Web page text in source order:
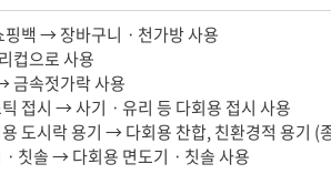
핑백 → 장바구니ㆍ천가방 사용
컵으로 사용
금속젓가락 사용
접시 → 사기ㆍ유리 등 다회용 접시 사용
도시락 용기 → 다회용 찬합, 친환경적 용기 (
칫솔 → 다회용 면도기ㆍ칫솔 사용